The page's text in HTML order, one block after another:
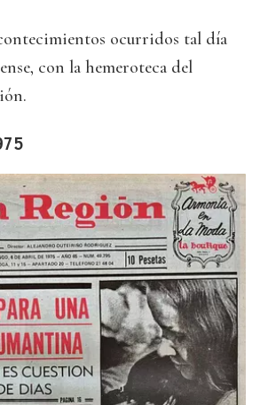
ocurridos tal día
con la hemeroteca del